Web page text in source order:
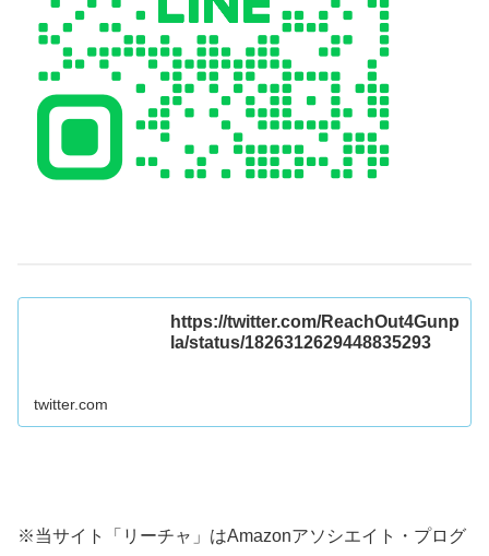
https://twitter.com/ReachOut4Gunp
la/status/1826312629448835293
twitter.com
※当サイト「リーチャ」はAmazonアソシエイト・プログ